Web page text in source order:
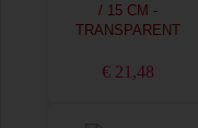
/ 15 CM -
TRANSPARENT
€ 21,48